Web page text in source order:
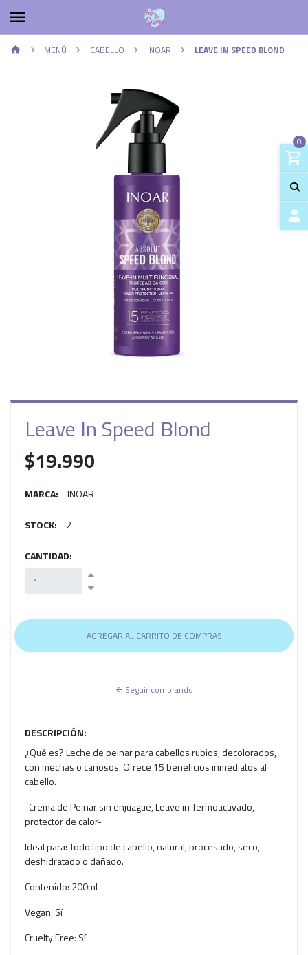
0
MENÚ CABELLO INOAR LEAVE IN SPEED BLOND
Leave In Speed Blond
$19.990
MARCA: INOAR
STOCK: 2
CANTIDAD:
Seguir comprando
DESCRIPCIÓN:
¿Qué es? Leche de peinar para cabellos rubios, decolorados,
con mechas o canosos. Ofrece 15 beneficios inmediatos al
cabello.
-Crema de Peinar sin enjuague, Leave in Termoactivado,
protector de calor-
Ideal para: Todo tipo de cabello, natural, procesado, seco,
deshidratado o dañado.
Contenido: 200ml
Vegan: Sí
Cruelty Free: Sí